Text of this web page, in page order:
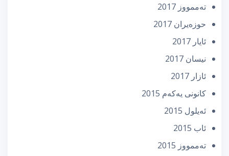
تەممووز 2017
حوزه‌یران 2017
ئایار 2017
نیسان 2017
ئازار 2017
كانونی یه‌كه‌م 2015
ئه‌یلول 2015
ئاب 2015
تەممووز 2015